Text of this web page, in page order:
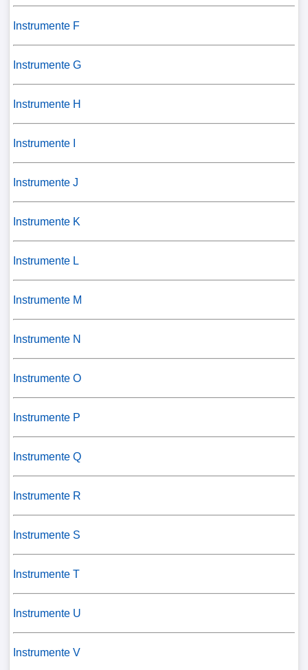
Instrumente F
Instrumente G
Instrumente H
Instrumente I
Instrumente J
Instrumente K
Instrumente L
Instrumente M
Instrumente N
Instrumente O
Instrumente P
Instrumente Q
Instrumente R
Instrumente S
Instrumente T
Instrumente U
Instrumente V